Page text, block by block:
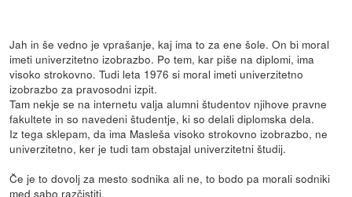
Jah in še vedno je vprašanje, kaj ima to za ene šole. On bi moral
imeti univerzitetno izobrazbo. Po tem, kar piše na diplomi, ima
visoko strokovno. Tudi leta 1976 si moral imeti univerzitetno
izobrazbo za pravosodni izpit.
Tam nekje se na internetu valja alumni študentov njihove pravne
fakultete in so navedeni študentje, ki so delali diplomska dela.
Iz tega sklepam, da ima Masleša visoko strokovno izobrazbo, ne
univerzitetno, ker je tudi tam obstajal univerzitetni študij.
Če je to dovolj za mesto sodnika ali ne, to bodo pa morali sodniki
med sabo razčistiti.